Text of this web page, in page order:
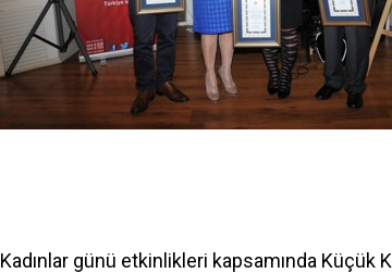
Kadınlar günü etkinlikleri kapsamında